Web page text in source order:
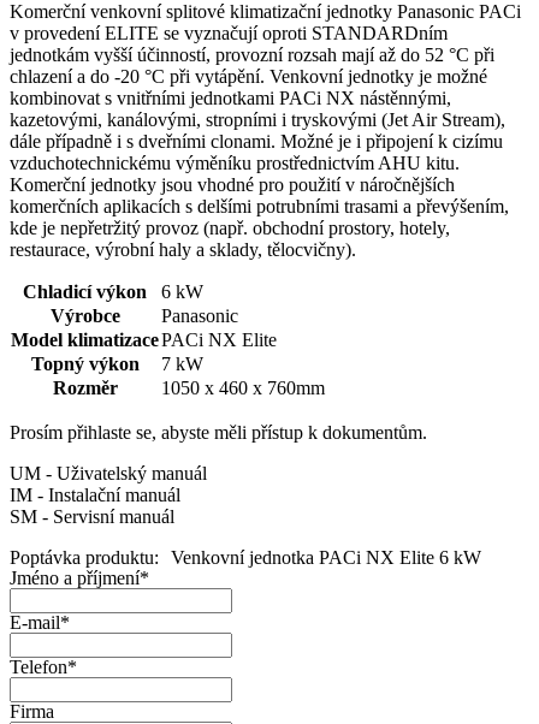
Komerční venkovní splitové klimatizační jednotky Panasonic PACi
v provedení ELITE se vyznačují oproti STANDARDním
jednotkám vyšší účinností, provozní rozsah mají až do 52 °C při
chlazení a do -20 °C při vytápění. Venkovní jednotky je možné
kombinovat s vnitřními jednotkami PACi NX nástěnnými,
kazetovými, kanálovými, stropními i tryskovými (Jet Air Stream),
dále případně i s dveřními clonami. Možné je i připojení k cizímu
vzduchotechnickému výměníku prostřednictvím AHU kitu.
Komerční jednotky jsou vhodné pro použití v náročnějších
komerčních aplikacích s delšími potrubními trasami a převýšením,
kde je nepřetržitý provoz (např. obchodní prostory, hotely,
restaurace, výrobní haly a sklady, tělocvičny).
Chladicí výkon
6 kW
Výrobce
Panasonic
Model klimatizacePACi NX Elite
Topný výkon
7 kW
Rozměr
1050 x 460 x 760mm
Prosím přihlaste se, abyste měli přístup k dokumentům.
UM - Uživatelský manuál
IM - Instalační manuál
SM - Servisní manuál
Poptávka produktu:
Venkovní jednotka PACi NX Elite 6 kW
Jméno a příjmení*
E-mail*
Telefon*
Firma